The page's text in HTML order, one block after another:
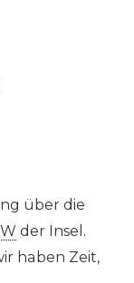
über die
der Insel.
haben Zeit,